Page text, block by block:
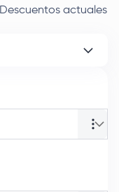
Descuentos actuales